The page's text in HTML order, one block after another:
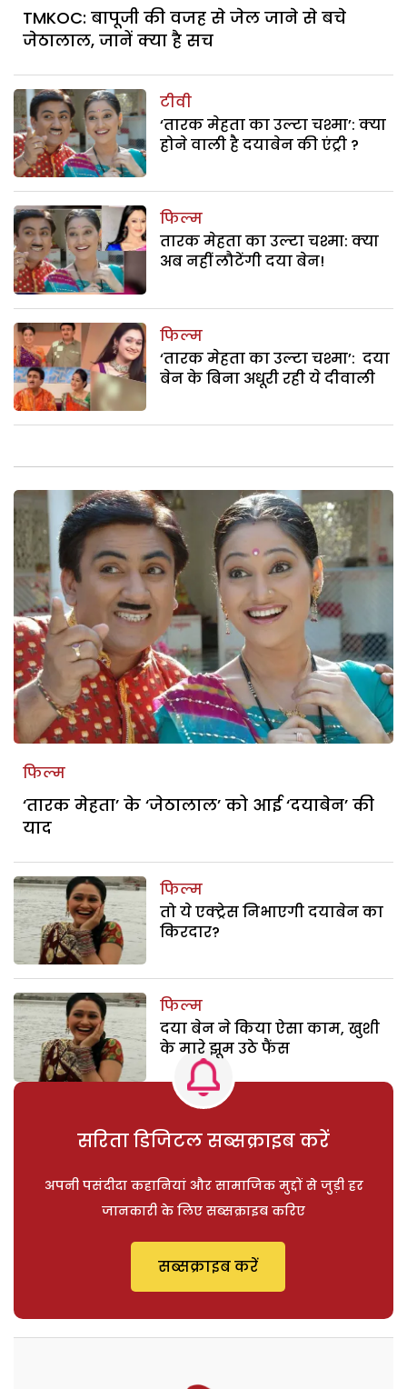
TMKOC: बापूजी की वजह से जेल जाने से बचे
जेठालाल, जानें क्या है सच
टीवी
‘तारक मेहता का उल्टा चश्मा’: क्या
होने वाली है दयाबेन की एंट्री ?
फिल्म
तारक मेहता का उल्टा चश्मा: क्या
अब नहीं लौटेंगी दया बेन!
फिल्म
‘तारक मेहता का उल्टा चश्मा’: दया
बेन के बिना अधूरी रही ये दीवाली
फिल्म
‘तारक मेहता’ के ‘जेठालाल’ को आई ‘दयाबेन’ की
याद
फिल्म
तो ये एक्ट्रेस निभाएगी दयाबेन का
किरदार?
फिल्म
दया बेन ने किया ऐसा काम, खुशी
के मारे झूम उठे फैंस
सरिता डिजिटल सब्सक्राइब करें
अपनी पसंदीदा कहानियां और सामाजिक मुद्दों से जुड़ी हर
जानकारी के लिए सब्सक्राइब करिए
सब्सक्राइब करें